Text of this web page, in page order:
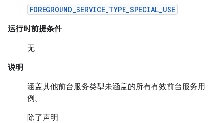
FOREGROUND_SERVICE_TYPE_SPECIAL_USE
运行时前提条件
无
说明
涵盖其他前台服务类型未涵盖的所有有效前台服务用
例。
除了声明